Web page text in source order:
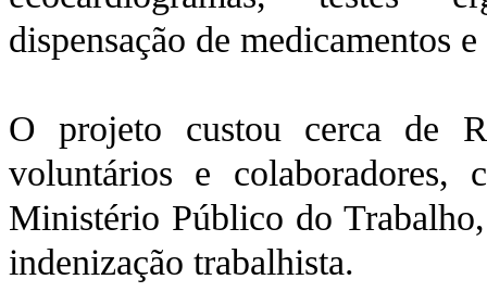
dispensação de medicamentos
O projeto custou cerca de
voluntários e colaboradores,
Ministério Público do
indenização trabalhista.